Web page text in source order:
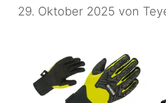
29. Oktober 2025 von